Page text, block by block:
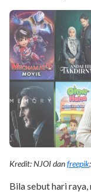
Kredit: NJOI danfreepik
Bila sebut hari